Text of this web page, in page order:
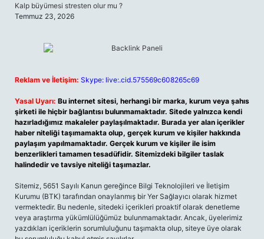
Kalp büyümesi stresten olur mu ?
Temmuz 23, 2026
Reklam ve İletişim: Skype: live:.cid.575569c608265c69
Yasal Uyarı: Bu internet sitesi, herhangi bir marka, kurum veya şahıs
şirketi ile hiçbir bağlantısı bulunmamaktadır. Sitede yalnızca kendi
hazırladığımız makaleler paylaşılmaktadır. Burada yer alan içerikler
haber niteliği taşımamakta olup, gerçek kurum ve kişiler hakkında
paylaşım yapılmamaktadır. Gerçek kurum ve kişiler ile isim
benzerlikleri tamamen tesadüfidir. Sitemizdeki bilgiler taslak
halindedir ve tavsiye niteliği taşımazlar.
Sitemiz, 5651 Sayılı Kanun gereğince Bilgi Teknolojileri ve İletişim
Kurumu (BTK) tarafından onaylanmış bir Yer Sağlayıcı olarak hizmet
vermektedir. Bu nedenle, sitedeki içerikleri proaktif olarak denetleme
veya araştırma yükümlülüğümüz bulunmamaktadır. Ancak, üyelerimiz
yazdıkları içeriklerin sorumluluğunu taşımakta olup, siteye üye olarak